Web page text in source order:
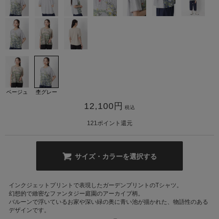
販サイト
ベージュ 杢グレー
12,100 円 税込
121ポイント還元
サイズ・カラーを選択する
インクジェットプリントで表現したガーデンプリントのTシャツ。
幻想的で緻密なファンタジー庭園のアーカイブ柄。
バルーンで浮いているお家や深い緑の奥に青い池が描かれた、物語性のある
デザインです。